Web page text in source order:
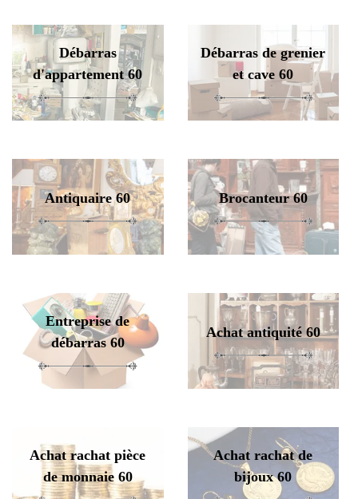
Débarras
d'appartement 60
Débarras de grenier
et cave 60
Antiquaire 60 Brocanteur 60
Entreprise de
débarras 60
Achat antiquité 60
Achat rachat pièce
de monnaie 60
Achat rachat de
bijoux 60